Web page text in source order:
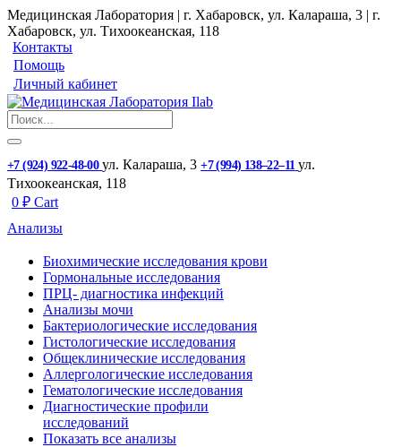
Медицинская Лаборатория | г. Хабаровск, ул. Калараша, 3 | г.
Хабаровск, ул. ​Тихоокеанская, 118
Контакты
Помощь
Личный кабинет
+7 (924) 922-48-00 ул. ​Калараша, 3 +7 (994) 138‒22‒11 ул. ​
Тихоокеанская, 118
0 ₽ Cart
Анализы
Биохимические исследования крови
Гормональные исследования
ПРЦ- диагностика инфекций
Анализы мочи
Бактериологические исследования
Гистологические исследования
Общеклинические исследования
Аллергологические исследования
Гематологические исследования
Диагностические профили
исследований
Показать все анализы